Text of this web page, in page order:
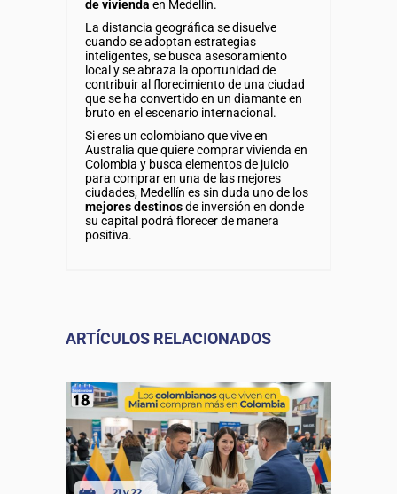
de vivienda en Medellín.
La distancia geográfica se disuelve
cuando se adoptan estrategias
inteligentes, se busca asesoramiento
local y se abraza la oportunidad de
contribuir al florecimiento de una ciudad
que se ha convertido en un diamante en
bruto en el escenario internacional.
Si eres un colombiano que vive en
Australia que quiere comprar vivienda en
Colombia y busca elementos de juicio
para comprar en una de las mejores
ciudades, Medellín es sin duda uno de los
mejores destinosde inversión en donde
su capital podrá florecer de manera
positiva.
ARTÍCULOS RELACIONADOS